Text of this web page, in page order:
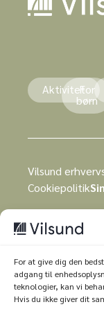
For at give dig den
adgang til
teknologier, kan vi
Hvis du ikke giver dit
AktivitetFor
børn
Vilsund
Cookiepolitik